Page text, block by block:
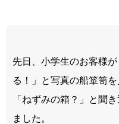
先日、小学生のお客様
る！」と写真の船箪笥
「ねずみの箱？」と聞
ました。